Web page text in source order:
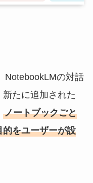
NotebookLMの対話
たに追加された
ノートブックごと
をユーザーが設